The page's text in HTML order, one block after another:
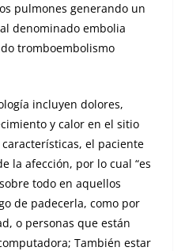
pulmones generando un
denominado embolia
tromboembolismo
incluyen dolores,
y calor en el sitio
el paciente
la afección, por lo cual “es
todo en aquellos
de padecerla, como por
o personas que están
También estar